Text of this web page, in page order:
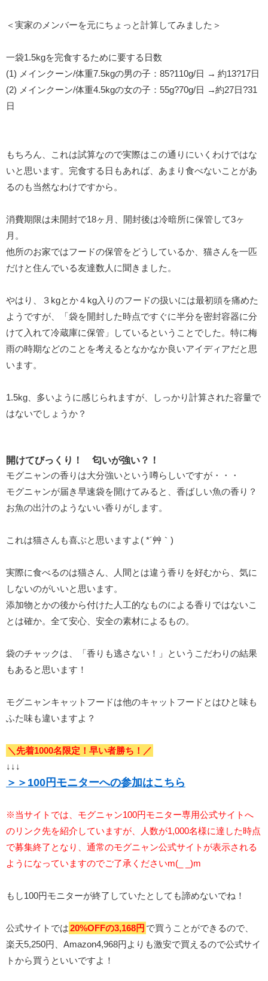
＜実家のメンバーを元にちょっと計算してみました＞
一袋1.5kgを完食するために要する日数
(1) メインクーン/体重7.5kgの男の子：85?110g/日 → 約13?17日
(2) メインクーン/体重4.5kgの女の子：55g?70g/日 →約27日?31
日
もちろん、これは試算なので実際はこの通りにいくわけではな
いと思います。完食する日もあれば、あまり食べないことがあ
るのも当然なわけですから。
消費期限は未開封で18ヶ月、開封後は冷暗所に保管して3ヶ
月。
他所のお家ではフードの保管をどうしているか、猫さんを一匹
だけと住んでいる友達数人に聞きました。
やはり、３kgとか４kg入りのフードの扱いには最初頭を痛めた
ようですが、「袋を開封した時点ですぐに半分を密封容器に分
けて入れて冷蔵庫に保管」しているということでした。特に梅
雨の時期などのことを考えるとなかなか良いアイディアだと思
います。
1.5kg、多いように感じられますが、しっかり計算された容量で
はないでしょうか？
開けてびっくり！ 匂いが強い？！
モグニャンの香りは大分強いという噂らしいですが・・・
モグニャンが届き早速袋を開けてみると、香ばしい魚の香り？
お魚の出汁のようないい香りがします。
これは猫さんも喜ぶと思いますよ( *´艸｀)
実際に食べるのは猫さん、人間とは違う香りを好むから、気に
しないのがいいと思います。
添加物とかの後から付けた人工的なものによる香りではないこ
とは確か。全て安心、安全の素材によるもの。
袋のチャックは、「香りも逃さない！」というこだわりの結果
もあると思います！
モグニャンキャットフードは他のキャットフードとはひと味も
ふた味も違いますよ？
＼先着1000名限定！早い者勝ち！／
↓↓↓
＞＞100円モニターへの参加はこちら
※当サイトでは、モグニャン100円モニター専用公式サイトへ
のリンク先を紹介していますが、人数が1,000名様に達した時点
で募集終了となり、通常のモグニャン公式サイトが表示される
ようになっていますのでご了承くださいm(_ _)m
もし100円モニターが終了していたとしても諦めないでね！
公式サイトでは20%OFFの3,168円 で買うことができるので、
楽天5,250円、Amazon4,968円よりも激安で買えるので公式サイ
トから買うといいですよ！